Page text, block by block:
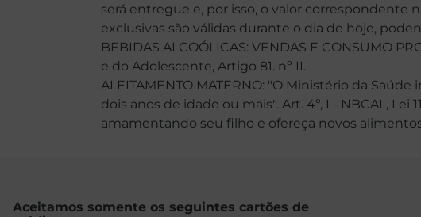
será entregue e, por isso, o valor correspondente
exclusivas são válidas durante o dia de hoje,
BEBIDAS ALCOÓLICAS: VENDAS E CONSUMO
e do Adolescente, Artigo 81. nº II.
ALEITAMENTO MATERNO: "O Ministério da
dois anos de idade ou mais". Art. 4º, I - NBCAL,
amamentando seu filho e ofereça novos
Aceitamos somente os seguintes cartões de